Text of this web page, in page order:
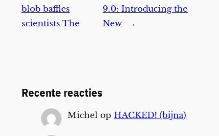
blob baffles
scientists The
9.0: Introducing the
New
→
Recente reacties
Michel opHACKED! (bijna)